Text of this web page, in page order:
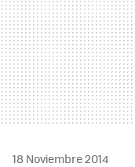
18 Noviembre 2014